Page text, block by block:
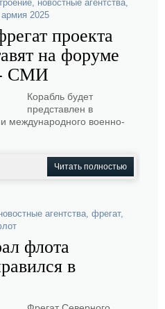
, новостные агентства,
армия 2025
проекта
на форуме
СМИ
Корабль будет
представлен в
международного военно-
Читать полностью
агентства, фрегат,
флота
в